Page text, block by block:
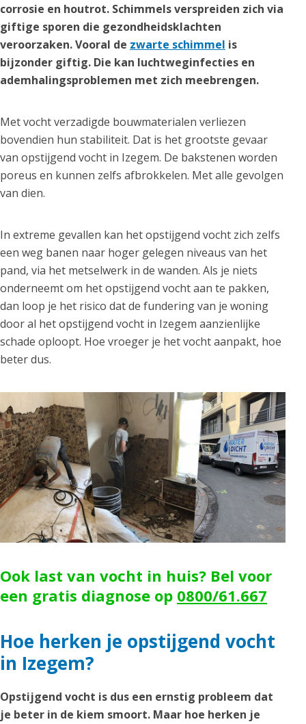
corrosie en houtrot. Schimmels verspreiden zich via
giftige sporen die gezondheidsklachten
veroorzaken. Vooral de zwarte schimmel is
bijzonder giftig. Die kan luchtweginfecties en
ademhalingsproblemen met zich meebrengen.
Met vocht verzadigde bouwmaterialen verliezen
bovendien hun stabiliteit. Dat is het grootste gevaar
van opstijgend vocht in Izegem. De bakstenen worden
poreus en kunnen zelfs afbrokkelen. Met alle gevolgen
van dien.
In extreme gevallen kan het opstijgend vocht zich zelfs
een weg banen naar hoger gelegen niveaus van het
pand, via het metselwerk in de wanden. Als je niets
onderneemt om het opstijgend vocht aan te pakken,
dan loop je het risico dat de fundering van je woning
door al het opstijgend vocht in Izegem aanzienlijke
schade oploopt. Hoe vroeger je het vocht aanpakt, hoe
beter dus.
Ook last van vocht in huis? Bel voor
een gratis diagnose op 0800/61.667
Hoe herken je opstijgend vocht
in Izegem?
Opstijgend vocht is dus een ernstig probleem dat
je beter in de kiem smoort. Maar hoe herken je